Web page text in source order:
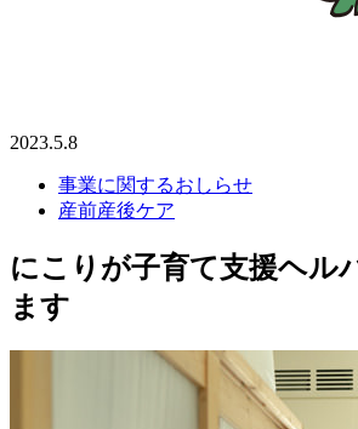
2023.5.8
事業に関するおしらせ
産前産後ケア
にこりが子育て支援ヘル
ます